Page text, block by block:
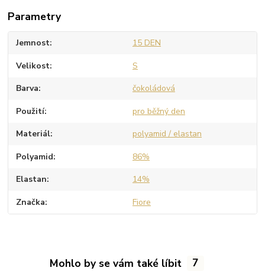
Parametry
Jemnost 15 DEN
Velikost S
Barva čokoládová
Použití pro běžný den
Materiál polyamid / elastan
Polyamid 86%
Elastan 14%
Značka Fiore
Mohlo by se vám také líbit 7